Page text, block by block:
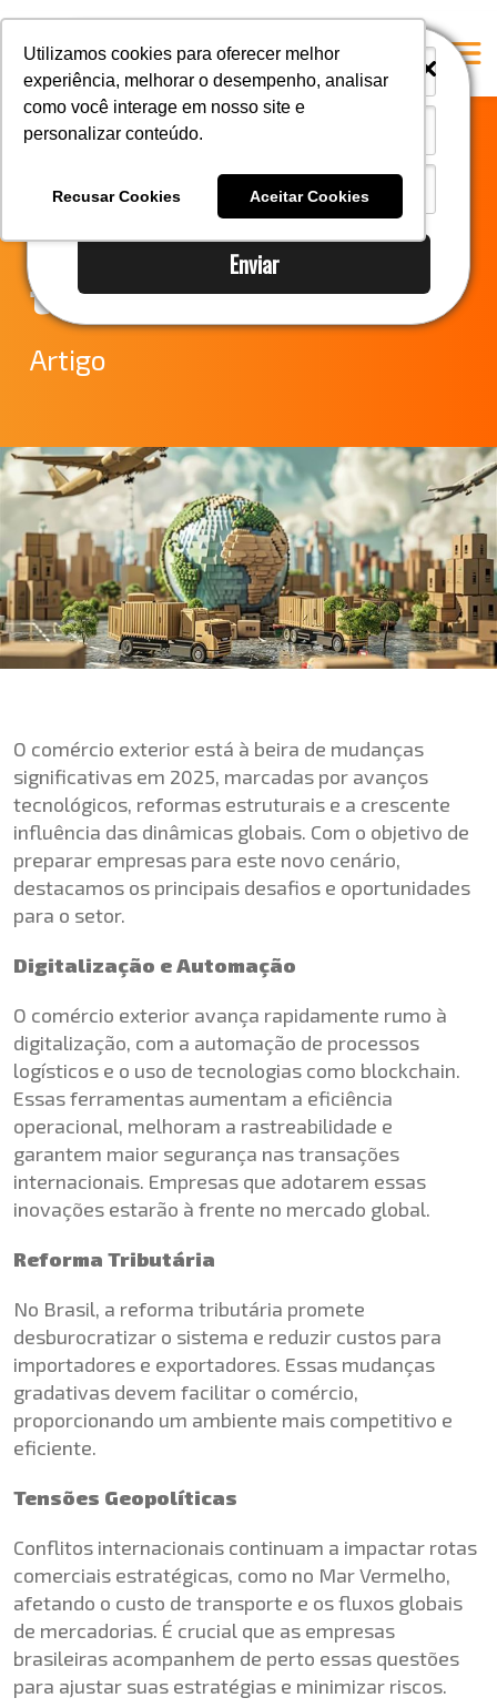
Enviar
Utilizamos cookies para oferecer melhor
experiência, melhorar o desempenho, analisar
como você interage em nosso site e
personalizar conteúdo.
Recusar Cookies Aceitar Cookies
i
i
A Mastersul
Responsabilidade social
Blog
Comex 2025:
transformações e
tendências
Artigo
O comércio exterior está à beira de mudanças
significativas em 2025, marcadas por avanços
tecnológicos, reformas estruturais e a crescente
influência das dinâmicas globais. Com o objetivo de
preparar empresas para este novo cenário,
destacamos os principais desafios e oportunidades
para o setor.
Digitalização e Automação
O comércio exterior avança rapidamente rumo à
digitalização, com a automação de processos
logísticos e o uso de tecnologias como blockchain.
Essas ferramentas aumentam a eficiência
operacional, melhoram a rastreabilidade e
garantem maior segurança nas transações
internacionais. Empresas que adotarem essas
inovações estarão à frente no mercado global.
Reforma Tributária
No Brasil, a reforma tributária promete
desburocratizar o sistema e reduzir custos para
importadores e exportadores. Essas mudanças
gradativas devem facilitar o comércio,
proporcionando um ambiente mais competitivo e
eficiente.
Tensões Geopolíticas
Conflitos internacionais continuam a impactar rotas
comerciais estratégicas, como no Mar Vermelho,
afetando o custo de transporte e os fluxos globais
de mercadorias. É crucial que as empresas
brasileiras acompanhem de perto essas questões
para ajustar suas estratégias e minimizar riscos.